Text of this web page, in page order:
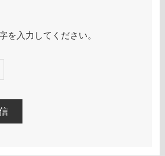
を入力してください。